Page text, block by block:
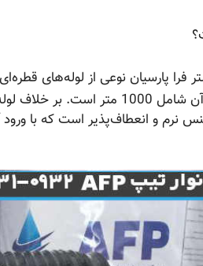
فرا پارسیان نوعی از لوله‌های
طور معمول هر کلاف آن شامل
جنس نرم و انعطاف‌پذیر است که با